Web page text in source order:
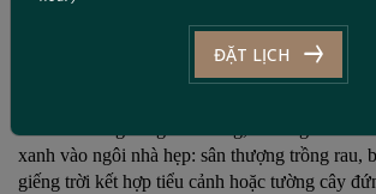
6.3. Nhà phố xanh – thân thiện môi
xanh vào ngôi nhà hẹp: sân thượng trồng rau,
giếng trời kết hợp tiểu cảnh hoặc tường cây
ĐẶT LỊCH